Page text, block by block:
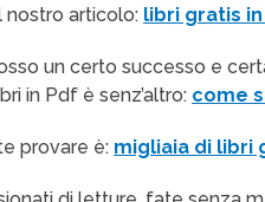
nostro articolo: libri gratis
un certo successo e
in Pdf è senz’altro: come
provare è: migliaia di libri